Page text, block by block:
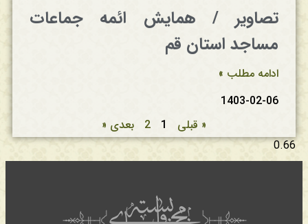
تصاویر / همایش ائمه جماعات
مساجد استان قم
ادامه مطلب »
1403-02-06
« قبلی
1
2 بعدی «